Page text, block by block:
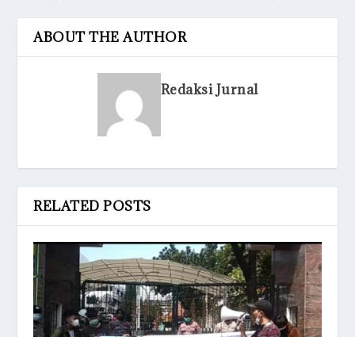
ABOUT THE AUTHOR
Redaksi Jurnal
RELATED POSTS